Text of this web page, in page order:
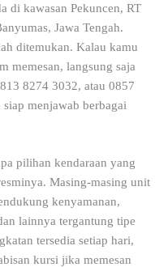
di kawasan Pekuncen, RT
Jawa Tengah.
ditemukan. Kalau kamu
memesan, langsung saja
8274 3032, atau 0857
menjawab berbagai
pilihan kendaraan yang
Masing-masing unit
kenyamanan,
lainnya tergantung tipe
tersedia setiap hari,
kursi jika memesan